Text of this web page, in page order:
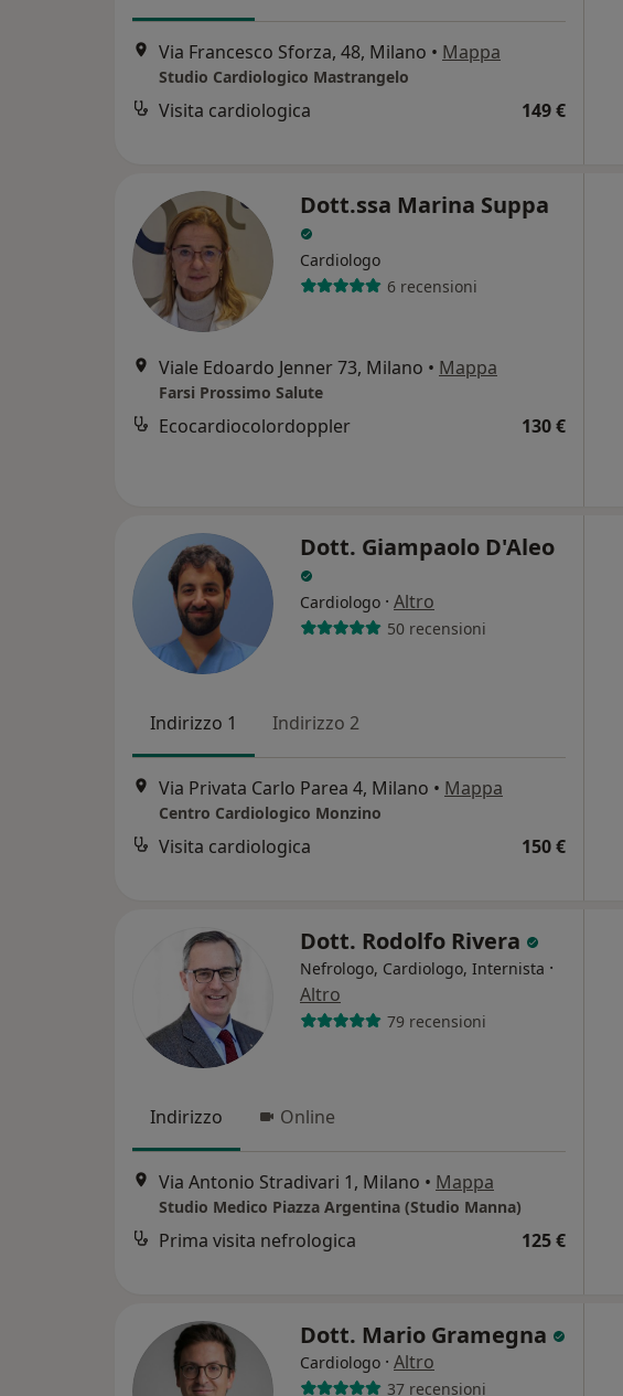
Via Francesco Sforza, 48, Milano • Mappa
Studio Cardiologico Mastrangelo
Visita cardiologica 149 €
Dott.ssa Marina Suppa
Cardiologo
6 recensioni
Viale Edoardo Jenner 73, Milano • Mappa
Farsi Prossimo Salute
Ecocardiocolordoppler 130 €
Dott. Giampaolo D'Aleo
Cardiologo · Altro
50 recensioni
Indirizzo 1 Indirizzo 2
Via Privata Carlo Parea 4, Milano • Mappa
Centro Cardiologico Monzino
Visita cardiologica 150 €
Dott. Rodolfo Rivera
Nefrologo, Cardiologo, Internista ·
Altro
79 recensioni
Indirizzo Online
Via Antonio Stradivari 1, Milano • Mappa
Studio Medico Piazza Argentina (Studio Manna)
Prima visita nefrologica 125 €
Dott. Mario Gramegna
Cardiologo · Altro
37 recensioni